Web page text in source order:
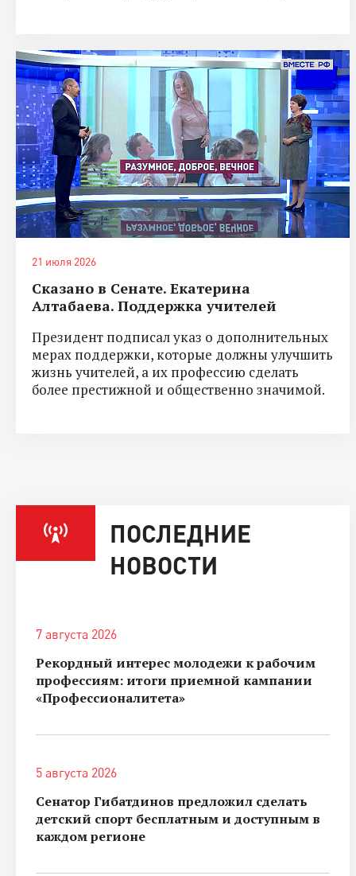
21 июля 2026
Сказано в Сенате. Екатерина
Алтабаева. Поддержка учителей
Президент подписал указ о дополнительных
мерах поддержки, которые должны улучшить
жизнь учителей, а их профессию сделать
более престижной и общественно значимой.
ПОСЛЕДНИЕ
НОВОСТИ
7 августа 2026
Рекордный интерес молодежи к рабочим
профессиям: итоги приемной кампании
«Профессионалитета»
5 августа 2026
Сенатор Гибатдинов предложил сделать
детский спорт бесплатным и доступным в
каждом регионе